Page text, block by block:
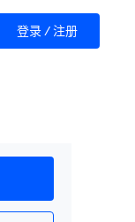
登录 / 注册